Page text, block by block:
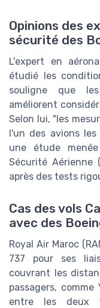
Opinions des
sécurité des
L'expert en
étudié les
souligne que
améliorent
Selon lui, "les
l'un des avions
une étude
Sécurité Aérienne
après des tests
Cas des vols
avec des
Royal Air Maroc
737 pour ses
couvrant les
passagers,
entre les deux